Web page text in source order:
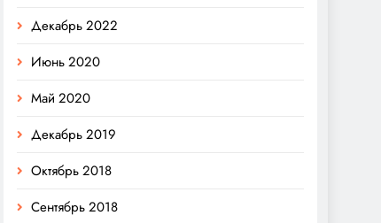
Декабрь 2022
Июнь 2020
Май 2020
Декабрь 2019
Октябрь 2018
Сентябрь 2018